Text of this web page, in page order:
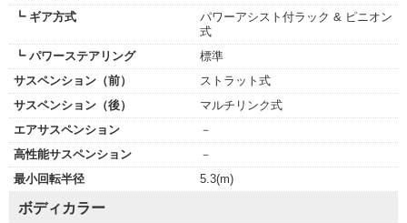
┗ ギア方式
パワーアシスト付ラック & ピニオン
式
┗ パワーステアリング
標準
サスペンション（前）
ストラット式
サスペンション（後）
マルチリンク式
エアサスペンション
－
高性能サスペンション
－
最小回転半径
5.3(m)
ボディカラー